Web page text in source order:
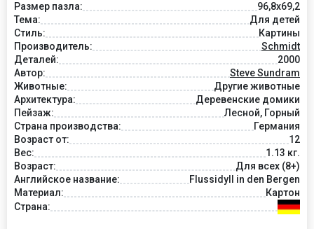
Размер пазла:
96,8x69,2
Тема:
Для детей
Стиль:
Картины
Производитель:
Schmidt
Деталей:
2000
Автор:
Steve Sundram
Животные:
Другие животные
Архитектура:
Деревенские домики
Пейзаж:
Лесной, Горный
Страна производства:
Германия
Возраст от:
12
Вес:
1.13 кг.
Возраст:
Для всех (8+)
Английское название:
Flussidyll in den Bergen
Материал:
Картон
Страна: